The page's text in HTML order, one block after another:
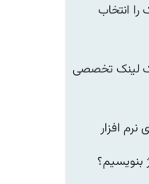
انتخاب
لینک تخصصی
افزار